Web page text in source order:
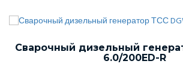
Сварочный дизельный
6.0/200ED-R